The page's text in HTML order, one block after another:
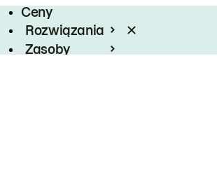
Ceny
Rozwiązania
Zasoby